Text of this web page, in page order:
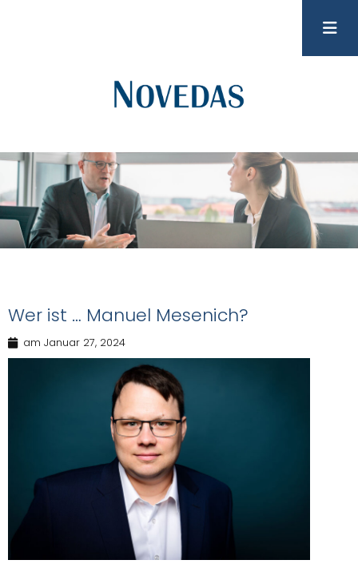
Wer ist … Manuel Mesenich?
am Januar 27, 2024